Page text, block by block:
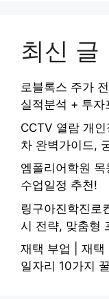
최신 글
로블록스 주가
실적분석 + 투자
CCTV 열람 개
차 완벽가이드,
엠폴리어학원
수업일정 추천!
링구아진학진로
시 전략, 맞춤형
재택 부업 | 재택
일자리 10가지